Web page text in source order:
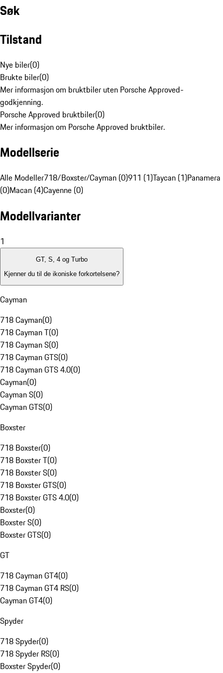
Søk
Tilstand
Nye biler(0)
Brukte biler(0)
Mer informasjon om bruktbiler uten Porsche Approved-
godkjenning.
Porsche Approved bruktbiler(0)
Mer informasjon om Porsche Approved bruktbiler.
Modellserie
Alle Modeller718/Boxster/Cayman (0)911 (1)Taycan (1)Panamera
(0)Macan (4)Cayenne (0)
Modellvarianter
1
GT, S, 4 og Turbo
Kjenner du til de ikoniske forkortelsene?
Cayman
718 Cayman(0)
718 Cayman T(0)
718 Cayman S(0)
718 Cayman GTS(0)
718 Cayman GTS 4.0(0)
Cayman(0)
Cayman S(0)
Cayman GTS(0)
Boxster
718 Boxster(0)
718 Boxster T(0)
718 Boxster S(0)
718 Boxster GTS(0)
718 Boxster GTS 4.0(0)
Boxster(0)
Boxster S(0)
Boxster GTS(0)
GT
718 Cayman GT4(0)
718 Cayman GT4 RS(0)
Cayman GT4(0)
Spyder
718 Spyder(0)
718 Spyder RS(0)
Boxster Spyder(0)